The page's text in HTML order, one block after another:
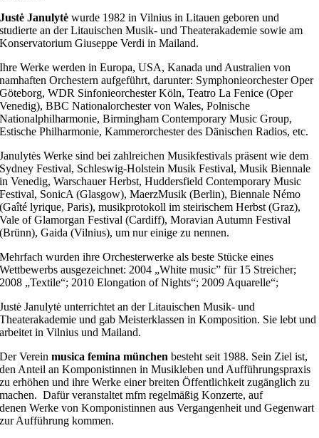
Justė Janulytė wurde 1982 in Vilnius in Litauen geboren und
studierte an der Litauischen Musik- und Theaterakademie sowie am
Konservatorium Giuseppe Verdi in Mailand.
Ihre Werke werden in Europa, USA, Kanada und Australien von
namhaften Orchestern aufgeführt, darunter: Symphonieorchester Oper
Göteborg, WDR Sinfonieorchester Köln, Teatro La Fenice (Oper
Venedig), BBC Nationalorchester von Wales, Polnische
Nationalphilharmonie, Birmingham Contemporary Music Group,
Estische Philharmonie, Kammerorchester des Dänischen Radios, etc.
Janulytės Werke sind bei zahlreichen Musikfestivals präsent wie dem
Sydney Festival, Schleswig-Holstein Musik Festival, Musik Biennale
in Venedig, Warschauer Herbst, Huddersfield Contemporary Music
Festival, SonicA (Glasgow), MaerzMusik (Berlin), Biennale Némo
(Gaîté lyrique, Paris), musikprotokoll im steirischem Herbst (Graz),
Vale of Glamorgan Festival (Cardiff), Moravian Autumn Festival
(Brünn), Gaida (Vilnius), um nur einige zu nennen.
Mehrfach wurden ihre Orchesterwerke als beste Stücke eines
Wettbewerbs ausgezeichnet: 2004 „White music” für 15 Streicher;
2008 „Textile“; 2010 Elongation of Nights“; 2009 Aquarelle“;
Justė Janulytė unterrichtet an der Litauischen Musik- und
Theaterakademie und gab Meisterklassen in Komposition. Sie lebt und
arbeitet in Vilnius und Mailand.
Der Vereinmusica femina münchen besteht seit 1988. Sein Ziel ist,
den Anteil an Komponistinnen in Musikleben und Aufführungspraxis
zu erhöhen und ihre Werke einer breiten Öffentlichkeit zugänglich zu
machen. Dafür veranstaltet mfm regel­mäßig Konzerte, auf
denen Werke von Komponistinnen aus Vergangenheit und Gegenwart
zur Aufführung kommen.